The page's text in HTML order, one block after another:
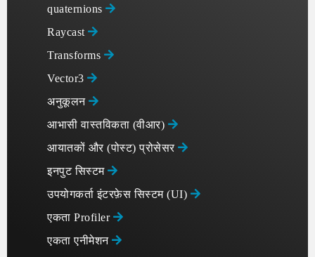
quaternions
Raycast
Transforms
Vector3
अनुकूलन
आभासी वास्तविकता (वीआर)
आयातकों और (पोस्ट) प्रोसेसर
इनपुट सिस्टम
उपयोगकर्ता इंटरफ़ेस सिस्टम (UI)
एकता Profiler
एकता एनीमेशन